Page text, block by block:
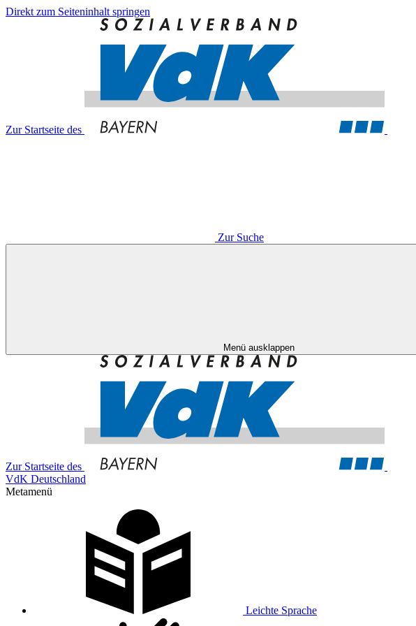
Direkt zum Seiteninhalt springen
Zur Startseite des
Zur Suche
Menü ausklappen
Zur Startseite des
VdK Deutschland
Metamenü
Leichte Sprache